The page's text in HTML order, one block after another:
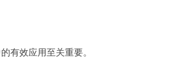
有效应用至关重要。